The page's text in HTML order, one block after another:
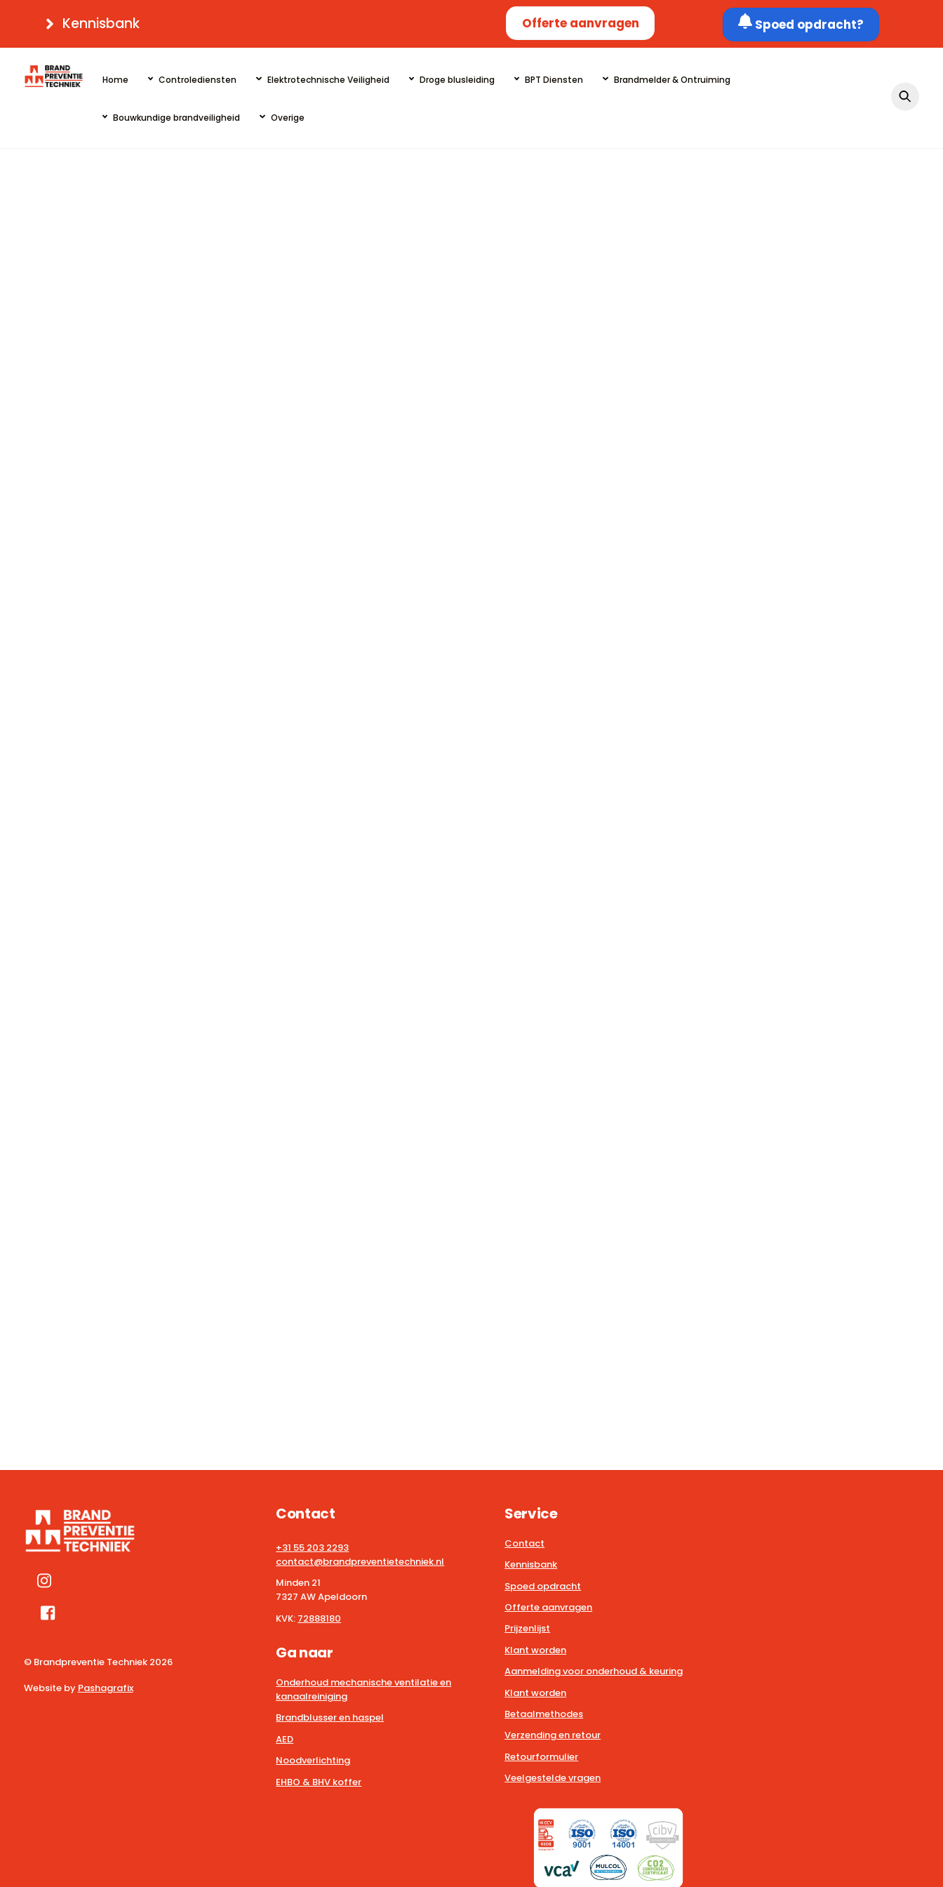
content
Kennisbank Offerte aanvragen Spoed opdracht?
Home Controlediensten Elektrotechnische Veiligheid Droge blusleiding BPT Diensten Brandmelder & Ontruiming
Bouwkundige brandveiligheid Overige
© Brandpreventie Techniek 2026
Website by Pashagrafix
Contact
+31 55 203 2293
contact@brandpreventietechniek.nl
Minden 21
7327 AW Apeldoorn
KVK: 72888180
Ga naar
Onderhoud mechanische ventilatie en
kanaalreiniging
Brandblusser en haspel
AED
Noodverlichting
EHBO & BHV koffer
Service
Contact
Kennisbank
Spoed opdracht
Offerte aanvragen
Prijzenlijst
Klant worden
Aanmelding voor onderhoud & keuring
Klant worden
Betaalmethodes
Verzending en retour
Retourformulier
Veelgestelde vragen